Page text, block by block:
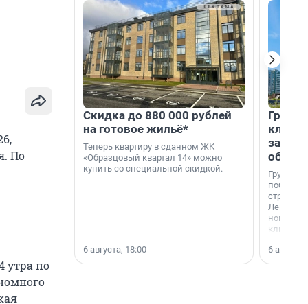
По
утра по
Скидка до 880 000 рублей
на готовое жильё*
Теперь квартиру в сданном ЖК
«Образцовый квартал 14» можно
купить со специальной скидкой.
6 августа, 18:00
Группа
области».
6